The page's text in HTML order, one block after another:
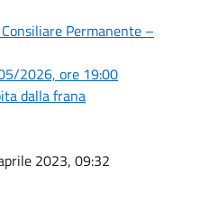
Permanente –
2026, ore 19:00
dalla frana
2023, 09:32